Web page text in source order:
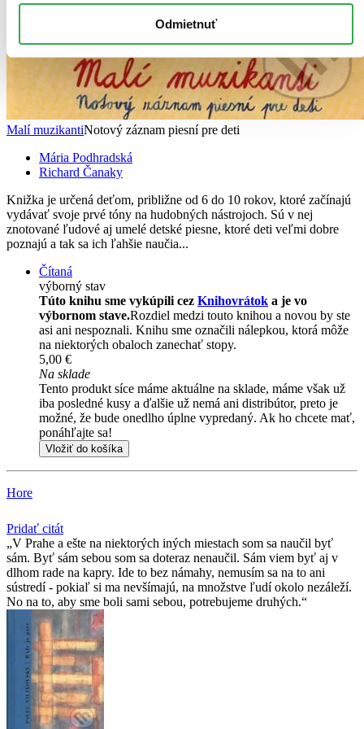
Odmietnuť
Malí muzikantiNotový záznam piesní pre deti
Mária Podhradská
Richard Čanaky
Knižka je určená deťom, približne od 6 do 10 rokov, ktoré začínajú
vydávať svoje prvé tóny na hudobných nástrojoch. Sú v nej
znotované ľudové aj umelé detské piesne, ktoré deti veľmi dobre
poznajú a tak sa ich ľahšie naučia...
Čítaná
výborný stav
Túto knihu sme vykúpili cez Knihovrátok a je vo
výbornom stave.Rozdiel medzi touto knihou a novou by ste
asi ani nespoznali. Knihu sme označili nálepkou, ktorá môže
na niektorých obaloch zanechať stopy.
5,00 €
Na sklade
Tento produkt síce máme aktuálne na sklade, máme však už
iba posledné kusy a ďalšie už nemá ani distribútor, preto je
možné, že bude onedlho úplne vypredaný. Ak ho chcete mať,
ponáhľajte sa!
Vložiť do košíka
Hore
Pridať citát
V Prahe a ešte na niektorých iných miestach som sa naučil byť
sám. Byť sám sebou som sa doteraz nenaučil. Sám viem byť aj v
dlhom rade na kapry. Ide to bez námahy, nemusím sa na to ani
sústredí - pokiaľ si ma nevšímajú, na množstve ľudí okolo nezáleží.
No na to, aby sme boli sami sebou, potrebujeme druhých.